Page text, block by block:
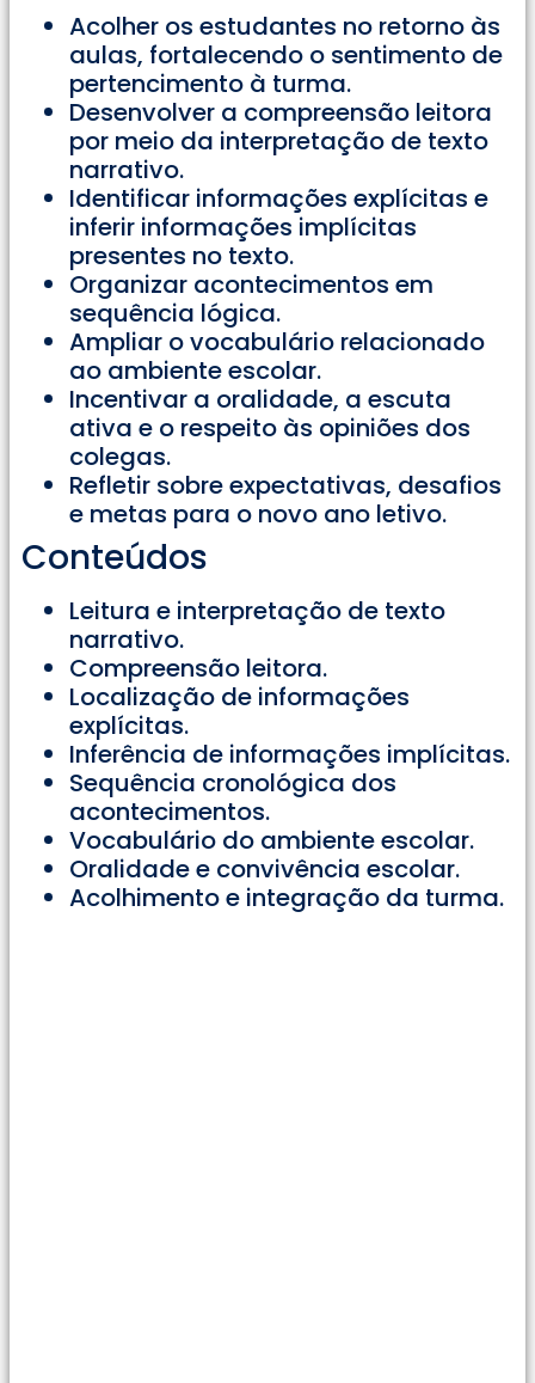
Acolher os estudantes no retorno às
aulas, fortalecendo o sentimento de
pertencimento à turma.
Desenvolver a compreensão leitora
por meio da interpretação de texto
narrativo.
Identificar informações explícitas e
inferir informações implícitas
presentes no texto.
Organizar acontecimentos em
sequência lógica.
Ampliar o vocabulário relacionado
ao ambiente escolar.
Incentivar a oralidade, a escuta
ativa e o respeito às opiniões dos
colegas.
Refletir sobre expectativas, desafios
e metas para o novo ano letivo.
Conteúdos
Leitura e interpretação de texto
narrativo.
Compreensão leitora.
Localização de informações
explícitas.
Inferência de informações implícitas.
Sequência cronológica dos
acontecimentos.
Vocabulário do ambiente escolar.
Oralidade e convivência escolar.
Acolhimento e integração da turma.